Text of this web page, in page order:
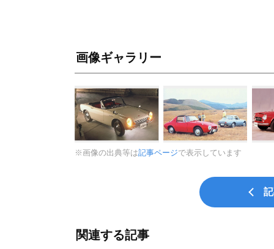
画像ギャラリー
※画像の出典等は記事ページで表示しています
関連する記事